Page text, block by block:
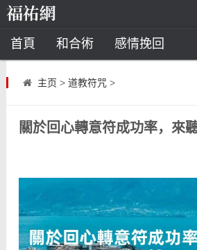
首頁 和合術 感情挽回
道教法事
星座
白羊座 水瓶座
算命
主页 > 道教符咒 >
關於回心轉意符成功率，來